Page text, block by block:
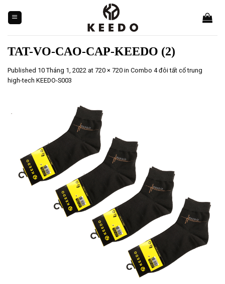
content
TAT-VO-CAO-CAP-KEEDO (2)
Published 10 Tháng 1, 2022 at 720 × 720 in Combo 4 đôi tất cổ trung
high-tech KEEDO-S003